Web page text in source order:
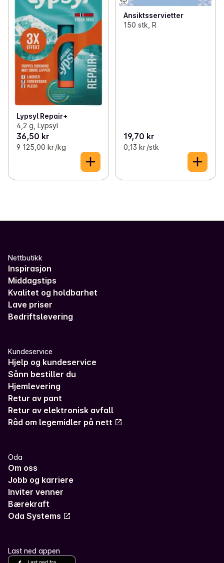
Lypsyl Repair+
4,2 g, Lypsyl
36,50 kr
9 125,00 kr /kg
Ansiktsservietter
150 stk, R
19,70 kr
0,13 kr /stk
Nettbutikk
Inspirasjon
Middagstips
Kvalitet og holdbarhet
Lave priser
Bedriftslevering
Kundeservice
Hjelp og kundeservice
Sånn bestiller du
Hjemlevering
Retur av pant
Retur av elektronisk avfall
Råd om legemidler på nett
Oda
Om oss
Jobb og karriere
Inviter venner
Bærekraft
Oda Systems
Last ned appen